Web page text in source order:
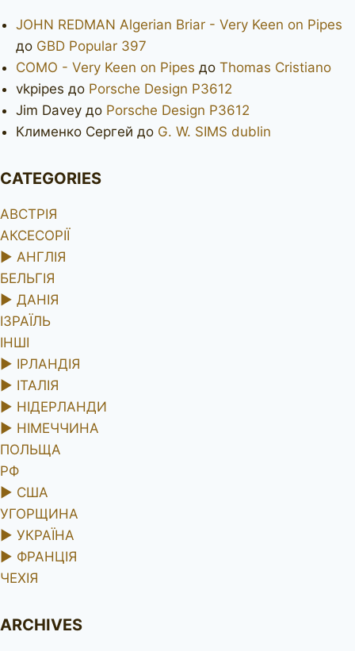
JOHN REDMAN Algerian Briar - Very Keen on Pipes
до GBD Popular 397
COMO - Very Keen on Pipes до Thomas Cristiano
vkpipes до Porsche Design P3612
Jim Davey до Porsche Design P3612
Клименко Сергей до G. W. SIMS dublin
CATEGORIES
АВСТРІЯ
АКСЕСОРІЇ
► АНГЛІЯ
БЕЛЬГІЯ
► ДАНІЯ
ІЗРАЇЛЬ
ІНШІ
► ІРЛАНДІЯ
► ІТАЛІЯ
► НІДЕРЛАНДИ
► НІМЕЧЧИНА
ПОЛЬЩА
РФ
► США
УГОРЩИНА
► УКРАЇНА
► ФРАНЦІЯ
ЧЕХІЯ
ARCHIVES